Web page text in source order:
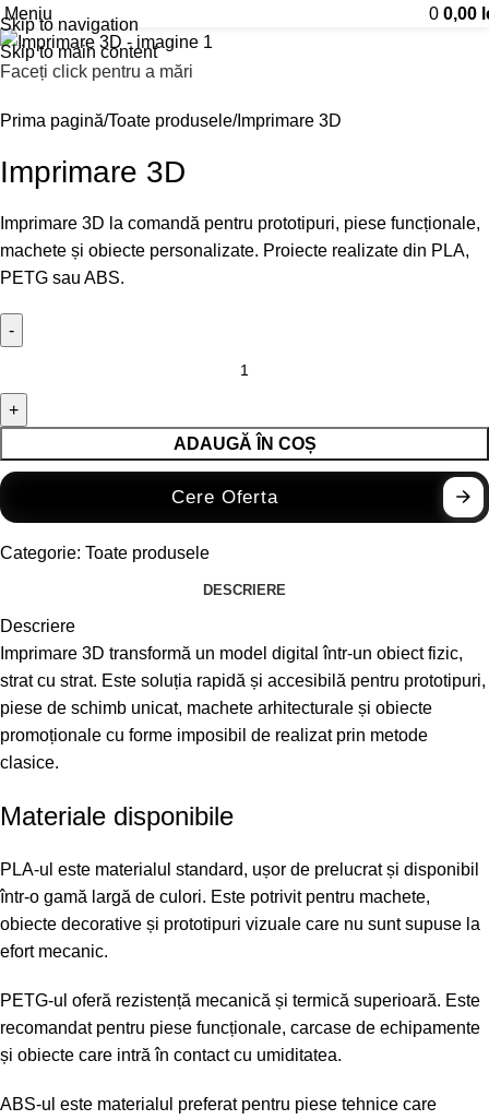
Skip to navigation
Skip to main content
Meniu 0 0,00
Faceți click pentru a mări
Prima pagină Toate produsele Imprimare 3D
Imprimare 3D
Imprimare 3D la comandă pentru prototipuri, piese funcționale,
machete și obiecte personalizate. Proiecte realizate din PLA,
PETG sau ABS.
ADAUGĂ ÎN COȘ
Cere Oferta
Categorie: Toate produsele
DESCRIERE
Descriere
Imprimare 3D transformă un model digital într-un obiect fizic,
strat cu strat. Este soluția rapidă și accesibilă pentru prototipuri,
piese de schimb unicat, machete arhitecturale și obiecte
promoționale cu forme imposibil de realizat prin metode
clasice.
Materiale disponibile
PLA-ul este materialul standard, ușor de prelucrat și disponibil
într-o gamă largă de culori. Este potrivit pentru machete,
obiecte decorative și prototipuri vizuale care nu sunt supuse la
efort mecanic.
PETG-ul oferă rezistență mecanică și termică superioară. Este
recomandat pentru piese funcționale, carcase de echipamente
și obiecte care intră în contact cu umiditatea.
ABS-ul este materialul preferat pentru piese tehnice care